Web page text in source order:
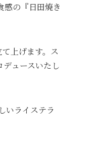
感の『日田焼き
上げます。ス
ュースいたし
いライステラ